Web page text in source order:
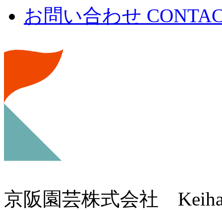
お問い合わせ
京阪園芸株式会社